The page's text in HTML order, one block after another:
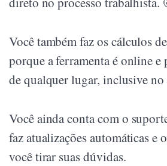
Você também faz os cálculos
porque a ferramenta é online e
de qualquer lugar, inclusive no
Você ainda conta com o
faz atualizações automáticas e
você tirar suas dúvidas.